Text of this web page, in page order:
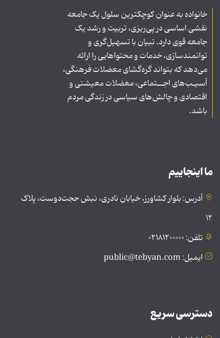
خانواده به عنوان کوچکترین سلول یک جامعه
نقشی اساسی در پی‌ریزی، تربیت و رشد یک
جامعه قوی دارد. تبیان با تسهیل‌گری و
توانمندسازی، خدمات و محتواهایی را ارائه
می‌دهد که بتواند گره‌گشای معضلات فرهنگی،
آسیـب‌های اجــتماعی، معضلات معیشتی و
اقتصادی و چالش‌های سیاسی در زندگی مردم
باشد.
ما اینجاییم
آدرس: بلوار کشاورز، خیابان نادری، نبش حجت‌دوست، پلاک
۱۲
تلفن: ۰۲۱۸۱۲۰۰۰۰۰
ایمیل: public@tebyan.com
دسترسی سریع